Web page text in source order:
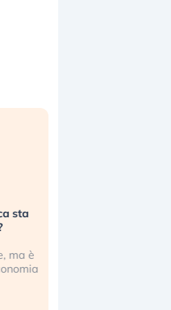
Starlink. Gli investitori
Gli investitori tech
ignorare il rischio